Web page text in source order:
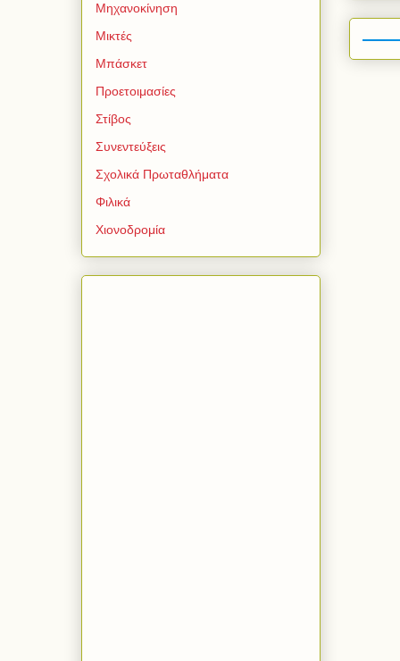
Μηχανοκίνηση
Μικτές
Μπάσκετ
Προετοιμασίες
Στίβος
Συνεντεύξεις
Σχολικά Πρωταθλήματα
Φιλικά
Χιονοδρομία